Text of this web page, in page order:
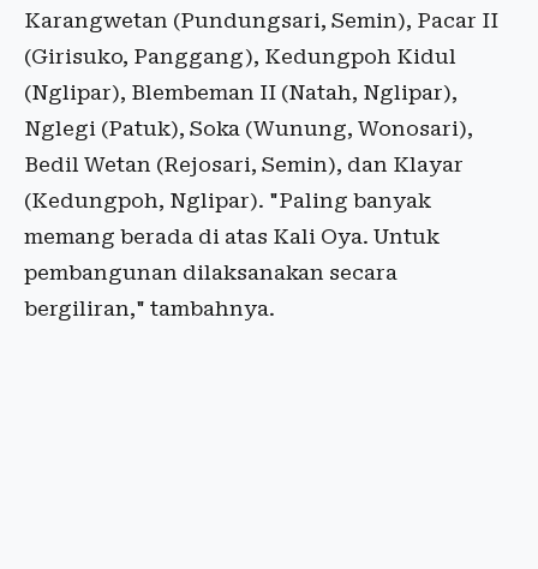
Karangwetan (Pundungsari, Semin), Pacar II
(Girisuko, Panggang), Kedungpoh Kidul
(Nglipar), Blembeman II (Natah, Nglipar),
Nglegi (Patuk), Soka (Wunung, Wonosari),
Bedil Wetan (Rejosari, Semin), dan Klayar
(Kedungpoh, Nglipar). "Paling banyak
memang berada di atas Kali Oya. Untuk
pembangunan dilaksanakan secara
bergiliran," tambahnya.